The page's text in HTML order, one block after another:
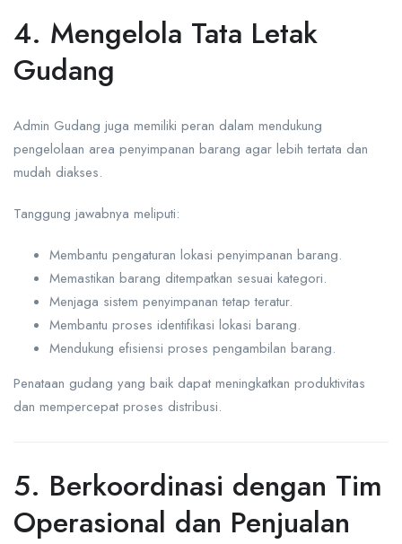
4. Mengelola Tata Letak
Gudang
Admin Gudang juga memiliki peran dalam mendukung
pengelolaan area penyimpanan barang agar lebih tertata dan
mudah diakses.
Tanggung jawabnya meliputi:
Membantu pengaturan lokasi penyimpanan barang.
Memastikan barang ditempatkan sesuai kategori.
Menjaga sistem penyimpanan tetap teratur.
Membantu proses identifikasi lokasi barang.
Mendukung efisiensi proses pengambilan barang.
Penataan gudang yang baik dapat meningkatkan produktivitas
dan mempercepat proses distribusi.
5. Berkoordinasi dengan Tim
Operasional dan Penjualan